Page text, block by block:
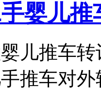
婴儿推
儿推车
推车对